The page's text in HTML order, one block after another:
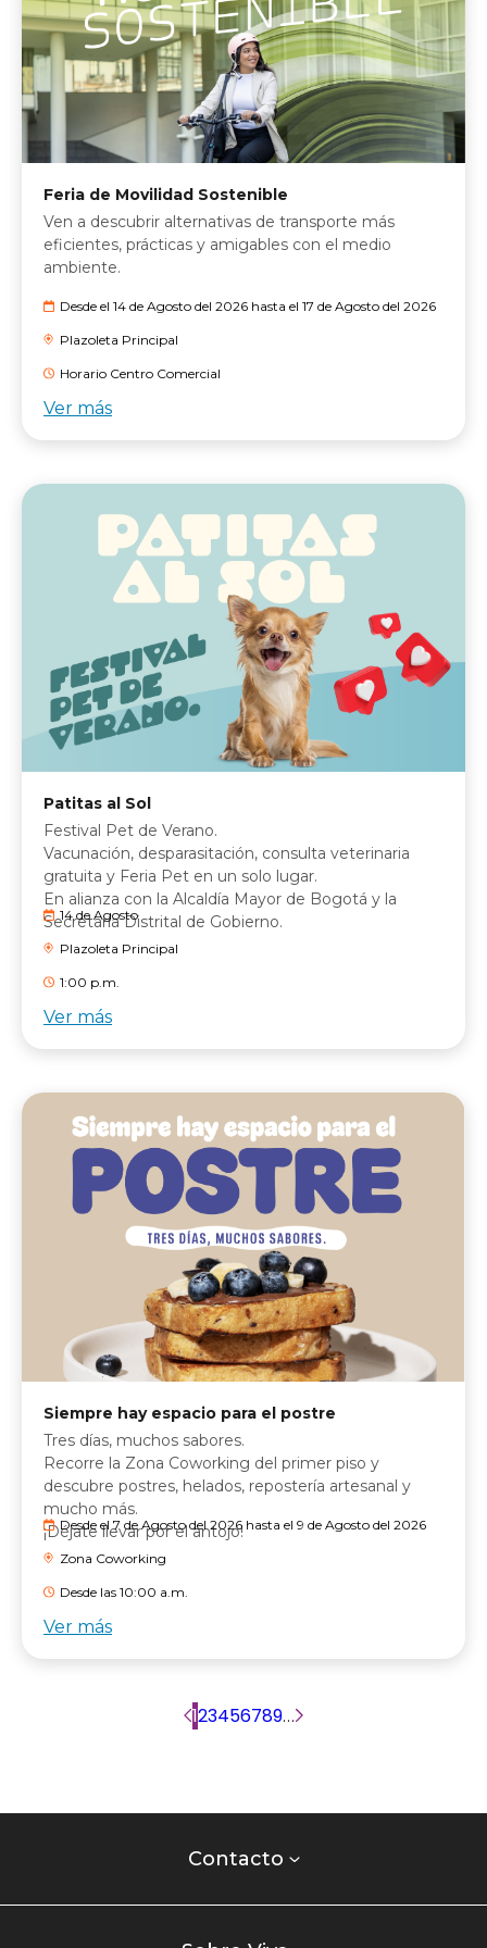
Feria de Movilidad Sostenible
Ven a descubrir alternativas de transporte más
eficientes, prácticas y amigables con el medio
ambiente.
Desde el 14 de Agosto del 2026 hasta el 17 de Agosto del 2026
Plazoleta Principal
Horario Centro Comercial
Ver más
Patitas al Sol
Festival Pet de Verano.
Vacunación, desparasitación, consulta veterinaria
gratuita y Feria Pet en un solo lugar.
En alianza con la Alcaldía Mayor de Bogotá y la
Secretaría Distrital de Gobierno.
14 de Agosto
Plazoleta Principal
1:00 p.m.
Ver más
Siempre hay espacio para el postre
Tres días, muchos sabores.
Recorre la Zona Coworking del primer piso y
descubre postres, helados, repostería artesanal y
mucho más.
¡Déjate llevar por el antojo!
Desde el 7 de Agosto del 2026 hasta el 9 de Agosto del 2026
Zona Coworking
Desde las 10:00 a.m.
Ver más
Página
1Página
2Página
3Página
4Página
5Página
6Página
7Página
8Página
9…Siguiente
Contacto